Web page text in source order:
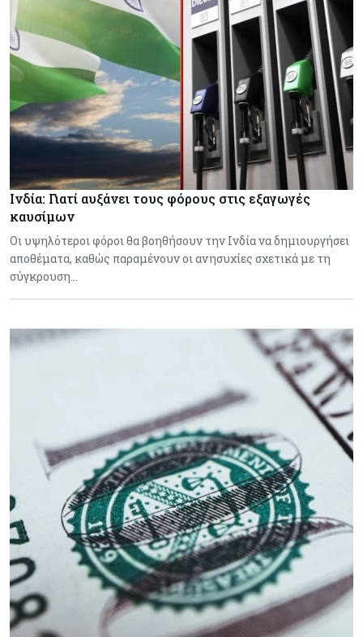
Ινδία: Γιατί αυξάνει τους φόρους στις εξαγωγές
καυσίμων
Οι υψηλότεροι φόροι θα βοηθήσουν την Ινδία να δημιουργήσει
αποθέματα, καθώς παραμένουν οι ανησυχίες σχετικά με τη
σύγκρουση…